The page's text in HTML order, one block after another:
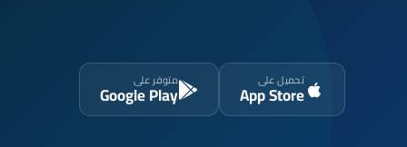
تحميل على
App Store
متوفر على
Google Play